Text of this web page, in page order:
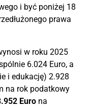
i być poniżej 18
prawa
w roku 2025
6.024 Euro, a
i edukację) 2.928
na rok podatkowy
Euro na